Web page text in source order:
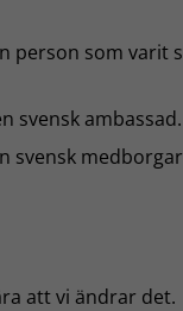
person som varit
svensk ambassad.
svensk
att vi ändrar det.